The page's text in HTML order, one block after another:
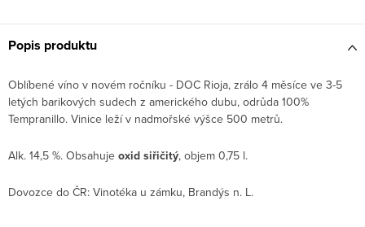
Popis produktu
Oblíbené víno v novém ročníku - DOC Rioja, zrálo 4 měsíce ve 3-5
letých barikových sudech z amerického dubu, odrůda 100%
Tempranillo. Vinice leží v nadmořské výšce 500 metrů.
Alk. 14,5 %. Obsahuje oxidsiřičitý, objem 0,75 l.
Dovozce do ČR: Vinotéka u zámku, Brandýs n. L.